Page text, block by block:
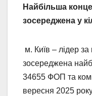
Найбільша
зосереджена у
м. Київ – лідер за
зосереджена
34655 ФОП та
вересня 2025